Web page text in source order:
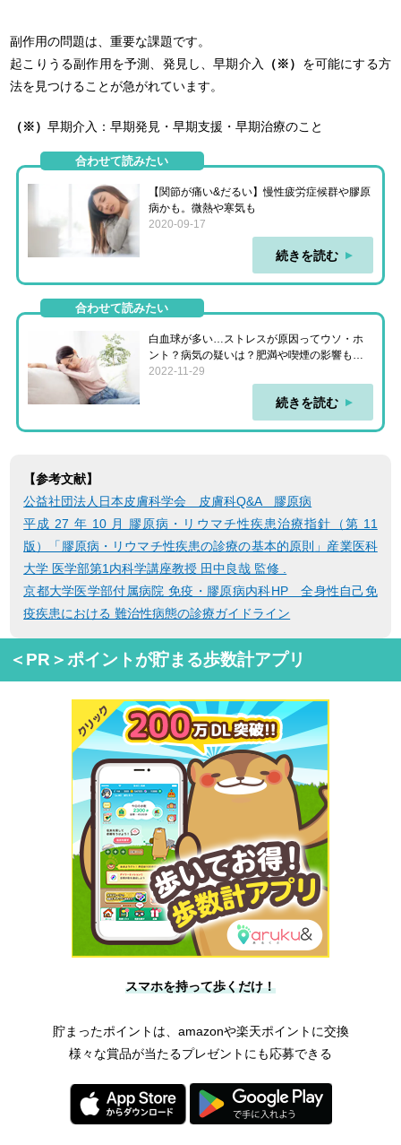
副作用の問題は、重要な課題です。
起こりうる副作用を予測、発見し、早期介入
（※） を可能にする方
法を見つけることが急がれています。
（※）早期介入：早期発見・早期支援・早期治療のこと
合わせて読みたい
【関節が痛い&だるい】慢性疲労症候群や膠原
病かも。微熱や寒気も
2020-09-17
続きを読む
合わせて読みたい
白血球が多い…ストレスが原因ってウソ・ホ
ント？病気の疑いは？肥満や喫煙の影響も詳
しく解説
2022-11-29
続きを読む
【参考文献】
公益社団法人日本皮膚科学会 皮膚科Q&A 膠原病
平成 27 年 10 月 膠原病・リウマチ性疾患治療指針（第 11
版）「膠原病・リウマチ性疾患の診療の基本的原則」産業医科
大学 医学部第1内科学講座教授 田中良哉 監修 .
京都大学医学部付属病院 免疫・膠原病内科HP 全身性自己免
疫疾患における 難治性病態の診療ガイドライン
＜PR＞ポイントが貯まる歩数計アプリ
スマホを持って歩くだけ！
貯まったポイントは、amazonや楽天ポイントに交換
様々な賞品が当たるプレゼントにも応募できる